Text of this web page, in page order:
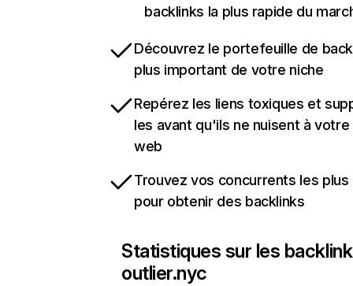
backlinks la plus rapide du
Découvrez le portefeuille de
plus important de votre niche
Repérez les liens toxiques et
les avant qu'ils ne nuisent à
web
Trouvez vos concurrents les
pour obtenir des backlinks
Statistiques sur les
outlier.nyc